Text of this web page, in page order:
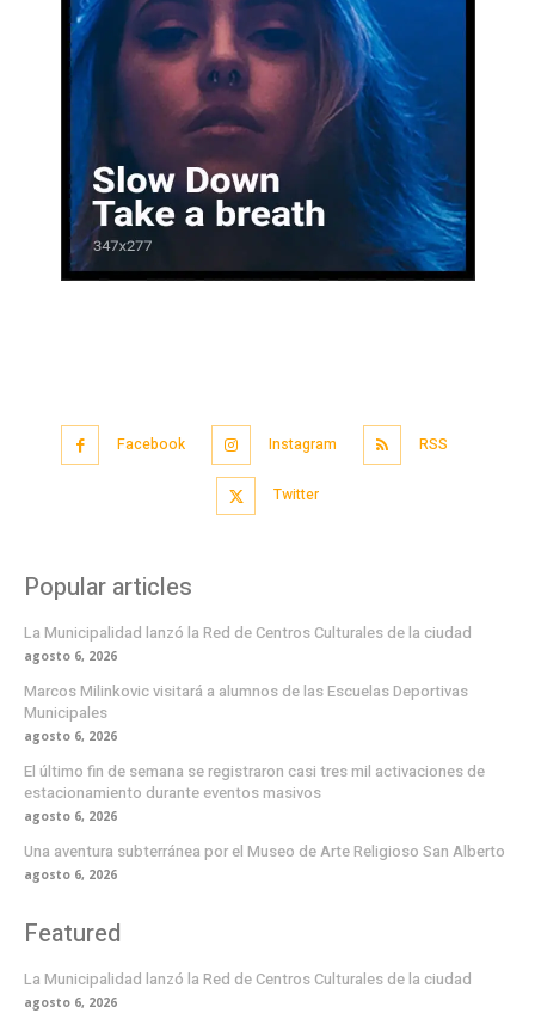
Facebook Instagram RSS
Twitter
Popular articles
La Municipalidad lanzó la Red de Centros Culturales de la ciudad
agosto 6, 2026
Marcos Milinkovic visitará a alumnos de las Escuelas Deportivas
Municipales
agosto 6, 2026
El último fin de semana se registraron casi tres mil activaciones de
estacionamiento durante eventos masivos
agosto 6, 2026
Una aventura subterránea por el Museo de Arte Religioso San Alberto
agosto 6, 2026
Featured
La Municipalidad lanzó la Red de Centros Culturales de la ciudad
agosto 6, 2026